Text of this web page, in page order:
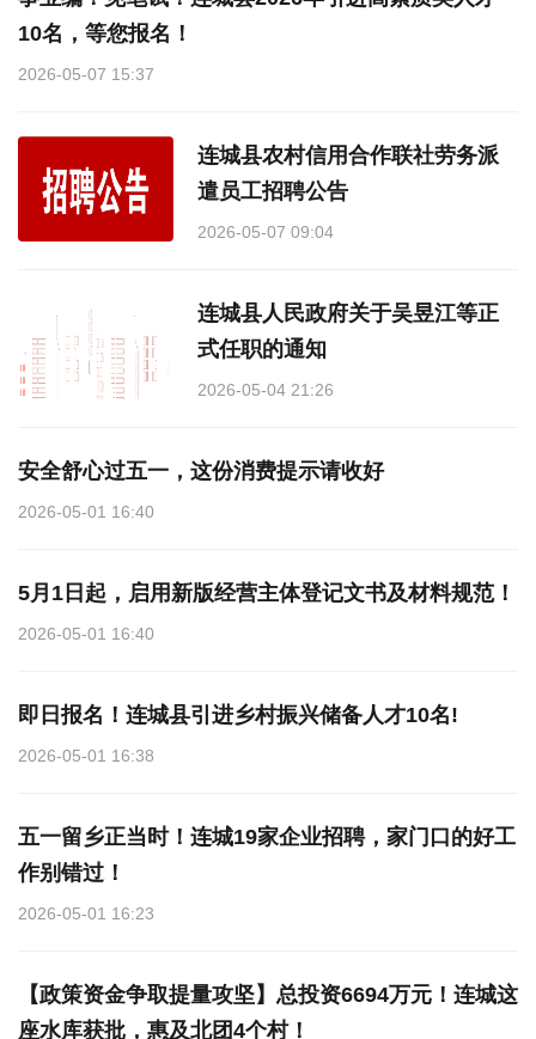
10名，等您报名！
2026-05-07 15:37
连城县农村信用合作联社劳务派
遣员工招聘公告
2026-05-07 09:04
连城县人民政府关于吴昱江等正
式任职的通知
2026-05-04 21:26
安全舒心过五一，这份消费提示请收好
2026-05-01 16:40
5月1日起，启用新版经营主体登记文书及材料规范！
2026-05-01 16:40
即日报名！连城县引进乡村振兴储备人才10名!
2026-05-01 16:38
五一留乡正当时！连城19家企业招聘，家门口的好工
作别错过！
2026-05-01 16:23
【政策资金争取提量攻坚】总投资6694万元！连城这
座水库获批，惠及北团4个村！